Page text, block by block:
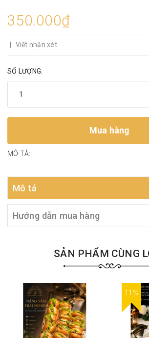
350.000₫
Viết nhận xét
SỐ LƯỢNG:
Mua hàng
MÔ TẢ:
Mô tả
Hướng dẫn mua hàng
SẢN PHẨM CÙNG
11%